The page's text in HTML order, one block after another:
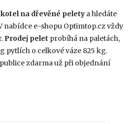
na dřevěné pelety a hledáte
nabídce e-shopu Optimtop.cz vždy
Prodej pelet probíhá na paletách,
pytlích o celkové váze 825 kg.
zdarma už při objednání